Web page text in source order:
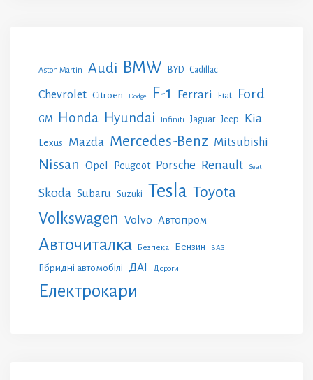
Aston Martin Audi BMW BYD Cadillac
Chevrolet Citroen Dodge F-1 Ferrari Fiat Ford
GM Honda Hyundai Infiniti Jaguar Jeep Kia
Lexus Mazda Mercedes-Benz Mitsubishi
Nissan Opel Peugeot Porsche Renault Seat
Skoda Subaru Suzuki Tesla Toyota
Volkswagen Volvo Автопром
Авточиталка Безпека Бензин ВАЗ
Гібридні автомобілі ДАІ Дороги
Електрокари